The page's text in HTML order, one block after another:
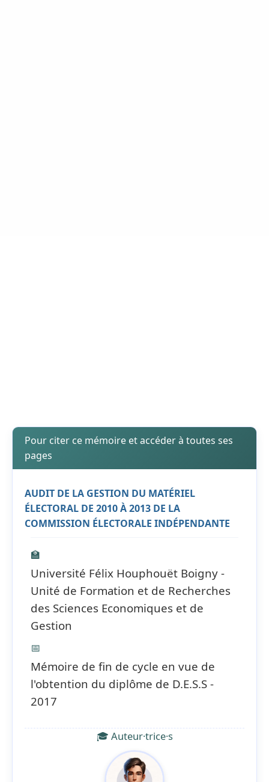
Pour citer ce mémoire et accéder à toutes ses
pages
AUDIT DE LA GESTION DU MATÉRIEL
ÉLECTORAL DE 2010 À 2013 DE LA
COMMISSION ÉLECTORALE INDÉPENDANTE
🏫
Université Félix Houphouët Boigny -
Unité de Formation et de Recherches
des Sciences Economiques et de
Gestion
📅
Mémoire de fin de cycle en vue de
l'obtention du diplôme de D.E.S.S -
2017
🎓 Auteur·trice·s